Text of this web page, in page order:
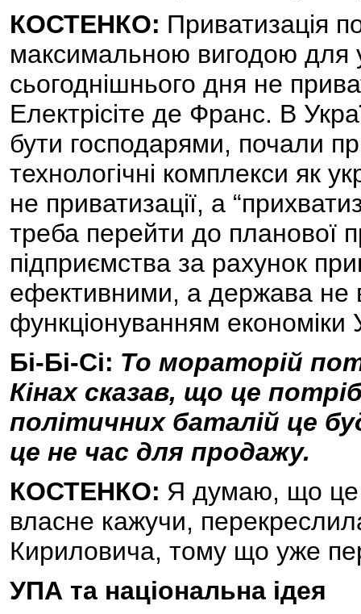
КОСТЕНКО: Приватизація
максимальною вигодою для
сьогоднішнього дня не
Електрісіте де Франс. В
бути господарями, почали
технологічні комплекси як
не приватизації, а
треба перейти до планової
підприємства за рахунок
ефективними, а держава не
функціонуванням економіки
Бі-Бі-Сі: То мораторій
Кінах сказав, що це
політичних баталій це
це не час для продажу.
КОСТЕНКО: Я думаю, що це
власне кажучи,
Кириловича, тому що уже
УПА та національна ідея